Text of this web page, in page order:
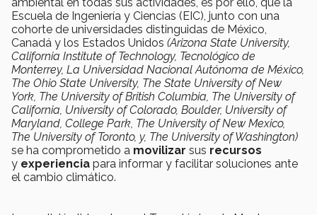
Escuela de Ingeniería y Ciencias (EIC), junto con una
cohorte de universidades distinguidas de México,
Canadá y los Estados Unidos (Arizona State University,
California Institute of Technology, Tecnológico de
Monterrey, La Universidad Nacional Autónoma de México,
The Ohio State University, The State University of New
York, The University of British Columbia, The University of
California, University of Colorado, Boulder, University of
Maryland, College Park, The University of New Mexico,
The University of Toronto, y, The University of Washington)
se ha comprometido a movilizar sus recursos
y experiencia para informar y facilitar soluciones ante
el cambio climático.